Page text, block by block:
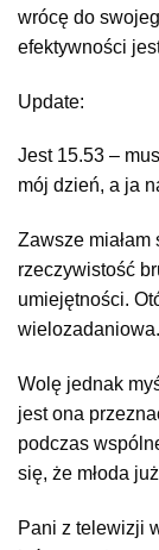
wrócę do
efektywności
Update:
Jest 15.53 –
mój dzień, a ja
Zawsze
rzeczywistość
umiejętności.
wielozadaniowa.
Wolę jednak
jest ona
podczas
się, że młoda
Pani z telewizji